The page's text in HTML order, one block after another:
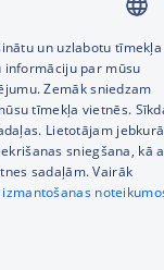
LATVIAN
RUSSIAN
ENGLISH
un uzlabotu tīmekļa
par mūsu
Zemāk sniedzam
tīmekļa vietnēs.
Lietotājam
sniegšana, kā
sadaļām. Vairāk